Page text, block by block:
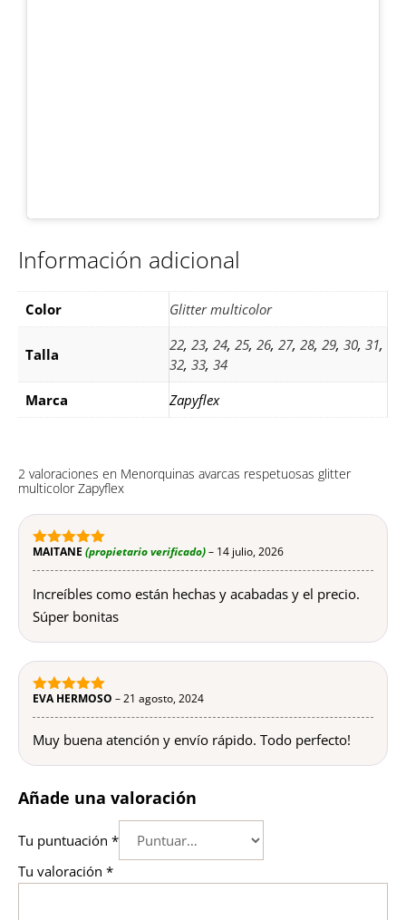
Información adicional
Color Glitter multicolor
Talla
22, 23, 24, 25, 26, 27, 28, 29, 30, 31,
32, 33, 34
Marca
Zapyflex
2 valoraciones en Menorquinas avarcas respetuosas glitter
multicolor Zapyflex
5de 5
MAITANE (propietario verificado)– 14 julio, 2026
Increíbles como están hechas y acabadas y el precio.
Súper bonitas
5de 5
EVA HERMOSO –21 agosto, 2024
Muy buena atención y envío rápido. Todo perfecto!
Añade una valoración
Tu puntuación *
Tu valoración *